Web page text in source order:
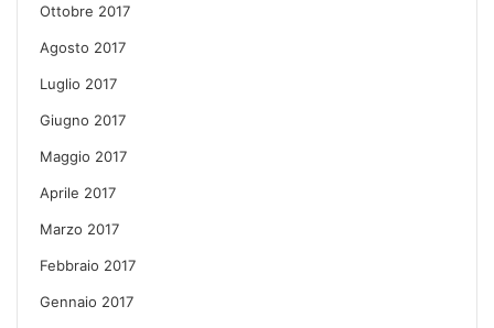
Ottobre 2017
Agosto 2017
Luglio 2017
Giugno 2017
Maggio 2017
Aprile 2017
Marzo 2017
Febbraio 2017
Gennaio 2017